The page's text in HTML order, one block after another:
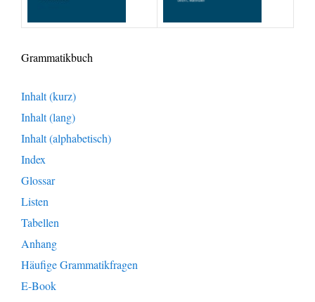
Grammatikbuch
Inhalt (kurz)
Inhalt (lang)
Inhalt (alphabetisch)
Index
Glossar
Listen
Tabellen
Anhang
Häufige Grammatikfragen
E-Book